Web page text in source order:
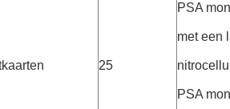
25
PSA
met een
PSA